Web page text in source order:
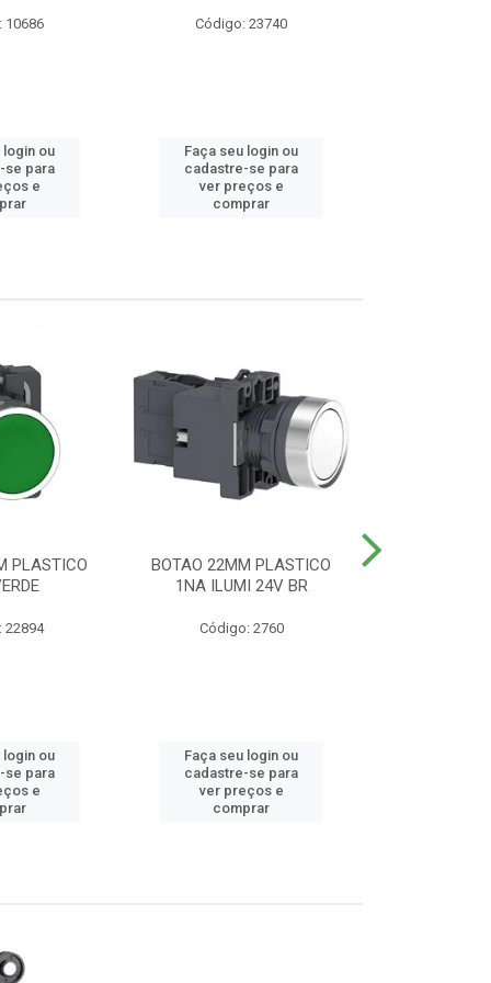
23740
login ou
se para
e
Código: 9174
Faça seu login ou
cadastre-se para
ver preços e
comprar
PLASTICO
22894
login ou
se para
e
BOTAO 22MM PLASTICO
1NA ILUMI 24V BR
Código: 2760
Faça seu login ou
cadastre-se para
ver preços e
comprar